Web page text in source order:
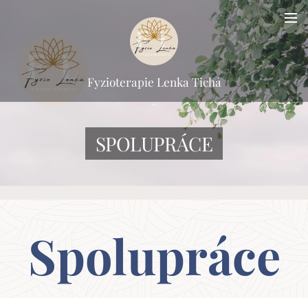
Fyzioterapie Lenka Tichá
SPOLUPRÁCE
Spolupráce